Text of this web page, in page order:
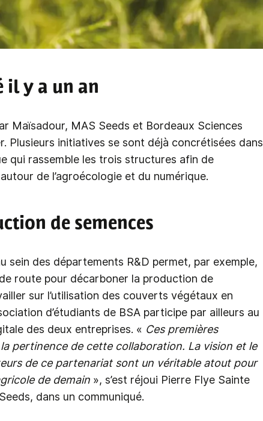
il y a un an
Maïsadour, MAS Seeds et Bordeaux Sciences
Plusieurs initiatives se sont déjà concrétisées dans
qui rassemble les trois structures afin de
de l’agroécologie et du numérique.
de semences
sein des départements R&D permet, par exemple,
route pour décarboner la production de
sur l’utilisation des couverts végétaux en
d’étudiants de BSA participe par ailleurs au
des deux entreprises. « Ces premières
pertinence de cette collaboration. La vision et le
de ce partenariat sont un véritable atout pour
de demain», s’est réjoui Pierre Flye Sainte
dans un communiqué.